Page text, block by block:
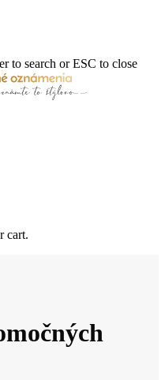
to search or ESC to close
cart.